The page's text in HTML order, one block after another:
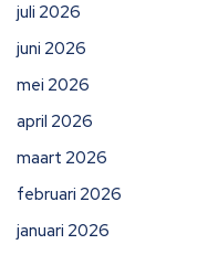
juli 2026
juni 2026
mei 2026
april 2026
maart 2026
februari 2026
januari 2026